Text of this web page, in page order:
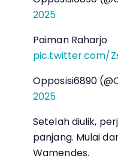
2025
Paiman Raharjo
pic.twitter.com/
Opposisi6890
2025
Setelah diulik,
panjang. Mulai
Wamendes.